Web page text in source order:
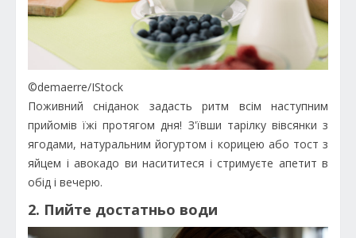
©demaerre/IStock
Поживний сніданок задасть ритм всім наступним
прийомів їжі протягом дня! З'ївши тарілку вівсянки з
ягодами, натуральним йогуртом і корицею або тост з
яйцем і авокадо ви насититеся і стримуєте апетит в
обід і вечерю.
2. Пийте достатньо води